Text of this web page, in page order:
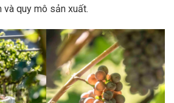
và quy mô sản xuất.